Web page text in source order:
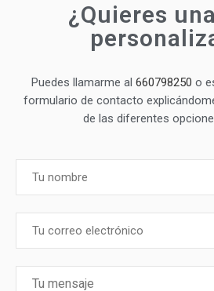
¿Quieres
Puedes llamarme al 660798250 o
formulario de contacto
de las diferentes